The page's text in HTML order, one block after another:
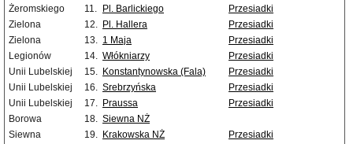
Żeromskiego
11. Pl. Barlickiego
Przesiadki
Zielona
12. Pl. Hallera
Przesiadki
Zielona
13. 1 Maja
Przesiadki
Legionów
14. Włókniarzy
Przesiadki
Unii Lubelskiej
15. Konstantynowska (Fala)
Przesiadki
Unii Lubelskiej
16. Srebrzyńska
Przesiadki
Unii Lubelskiej
17. Praussa
Przesiadki
Borowa
18. Siewna NŻ
Siewna
19. Krakowska NŻ
Przesiadki